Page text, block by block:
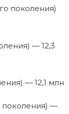
поколения)
— 12,3
— 12,1 млн
поколения) —